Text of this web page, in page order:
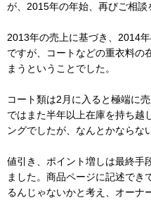
が、2015年の年始、再びご相談
2013年の売上に基づき、2014
ですが、コートなどの重衣料の
まうということでした。
コート類は2月に入ると極端に
ではまた半年以上在庫を持ち越
ングでしたが、なんとかならな
値引き、ポイント増しは最終手
ました。商品ページに記述でき
るんじゃないかと考え、オーナ